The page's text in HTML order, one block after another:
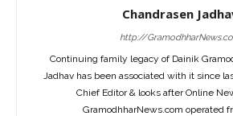
Chandrasen
http://
Continuing family legacy of Dainik
Jadhav has been associated with it since
Chief Editor & looks after Online
GramodhharNews.com operated